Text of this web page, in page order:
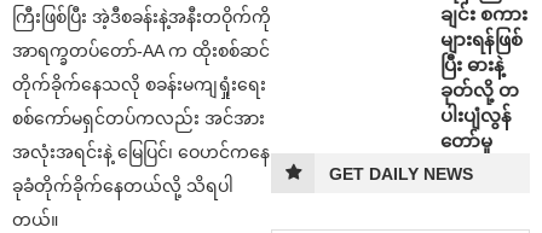
ကြီးဖြစ်ပြီး အဲ့ဒီစခန်းနဲ့အနီးတဝိုက်ကို
အာရက္ခတပ်တော်-AA က ထိုးစစ်ဆင်
တိုက်ခိုက်နေသလို စခန်းမကျရှုံးရေး
စစ်ကော်မရှင်တပ်ကလည်း အင်အား
အလုံးအရင်းနဲ့ မြေပြင်၊ ဝေဟင်ကနေ
ခုခံတိုက်ခိုက်နေတယ်လို့ သိရပါ
တယ်။
ချင်း စကား
များရန်ဖြစ်
ပြီး ဓားနဲ့
ခုတ်လို့ တ
ပါးပျံလွန်
တော်မူ
GET DAILY NEWS